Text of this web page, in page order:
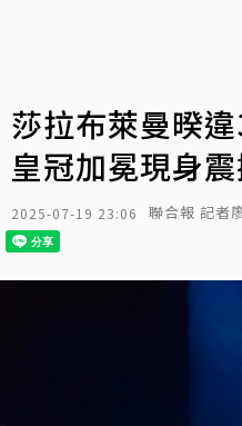
莎拉布萊曼暌
皇冠加冕現身
2025-07-19 23:06 聯合報 記者